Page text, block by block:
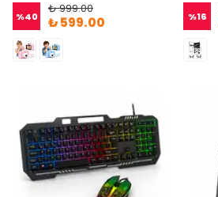
%40
₺ 999.00
₺ 599.00 %16